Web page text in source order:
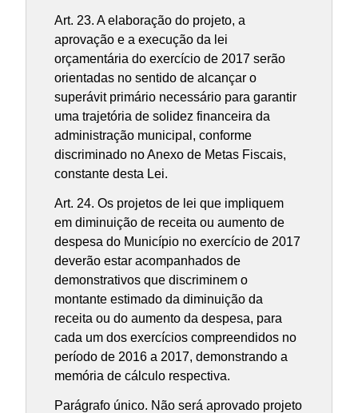
Art. 23. A elaboração do projeto, a
aprovação e a execução da lei
orçamentária do exercício de 2017 serão
orientadas no sentido de alcançar o
superávit primário necessário para garantir
uma trajetória de solidez financeira da
administração municipal, conforme
discriminado no Anexo de Metas Fiscais,
constante desta Lei.
Art. 24. Os projetos de lei que impliquem
em diminuição de receita ou aumento de
despesa do Município no exercício de 2017
deverão estar acompanhados de
demonstrativos que discriminem o
montante estimado da diminuição da
receita ou do aumento da despesa, para
cada um dos exercícios compreendidos no
período de 2016 a 2017, demonstrando a
memória de cálculo respectiva.
Parágrafo único. Não será aprovado projeto